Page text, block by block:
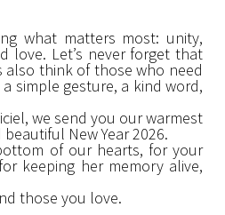
what matters most: unity,
love. Let’s never forget that
think of those who need
simple gesture, a kind word,
we send you our warmest
New Year 2026.
of our hearts, for your
keeping her memory alive,
those you love.